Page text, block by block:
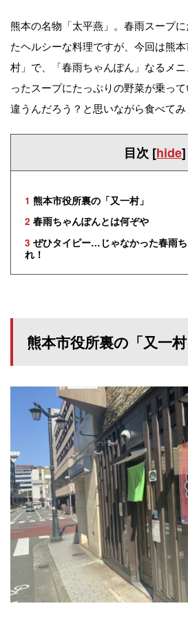
熊本の名物「太平燕」。春雨スープ
たヘルシーな料理ですが、今回は熊
村」で、「春雨ちゃんぽん」なるメ
ったスープにたっぷりの野菜が乗っ
違うんだろう？と思いながら食べてみ
目次 [hide]
1 熊本市役所裏の「又一村」
2 春雨ちゃんぽんとは何ぞや
3 ぜひタイピー…じゃなかった春雨
れ！
熊本市役所裏の「又一村